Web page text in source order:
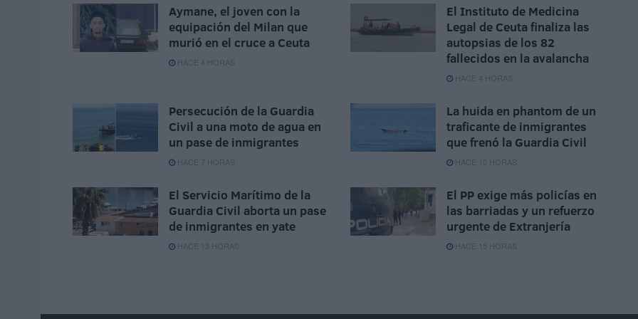
Aymane, el joven con la
equipación del Milan que
murió en el cruce a Ceuta
HACE 4 HORAS
El Instituto de Medicina
Legal de Ceuta finaliza las
autopsias de los 82
fallecidos en la avalancha
HACE 4 HORAS
Persecución de la Guardia
Civil a una moto de agua en
un pase de inmigrantes
HACE 7 HORAS
La huida en phantom de un
traficante de inmigrantes
que frenó la Guardia Civil
HACE 10 HORAS
El Servicio Marítimo de la
Guardia Civil aborta un pase
de inmigrantes en yate
HACE 13 HORAS
El PP exige más policías en
las barriadas y un refuerzo
urgente de Extranjería
HACE 15 HORAS